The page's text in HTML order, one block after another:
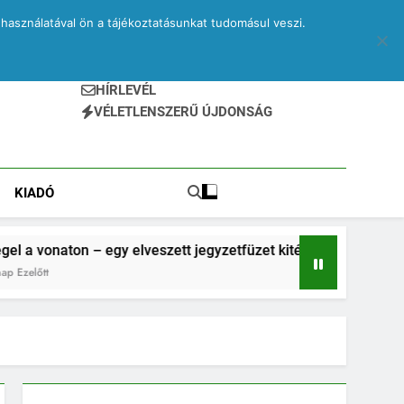
HÍRLEVÉL
VÉLETLENSZERŰ ÚJDONSÁG
KIADÓ
– egy elveszett jegyzetfüzet kitépett lapjai
ön a tájékoztatásunkat tudomásul veszi.